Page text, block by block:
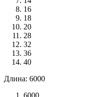
16
18
20
28
32
36
40
Длина: 6000
6000